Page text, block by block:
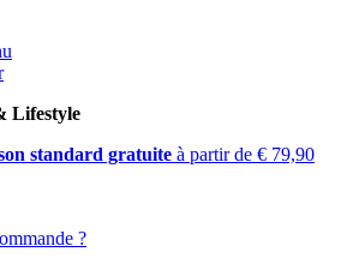
Lifestyle
standard gratuite à partir de € 79,90
?